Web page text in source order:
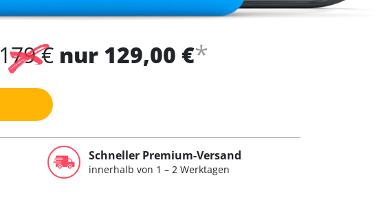
179 € nur 129,00 €*
Schneller Premium-Versand
innerhalb von 1 – 2 Werktagen